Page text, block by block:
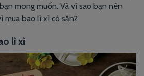
mong muốn. Và vì sao bạn nên
mua bao lì xì có sẵn?
lì xì